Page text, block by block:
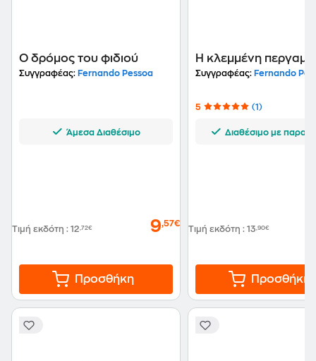
Ο δρόμος του φιδιού
Συγγραφέας: Fernando Pessoa
Άμεσα Διαθέσιμο
Τιμή εκδότη : 12,72€ 9,57€
Προσθήκη
Η κλεμμένη
Συγγραφέας: Fernando
5 (1)
Διαθέσιμο με
Τιμή εκδότη : 13,90€
Προσθήκη